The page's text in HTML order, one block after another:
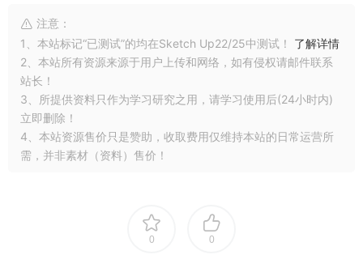
注意：
1、本站标记“已测试”的均在Sketch Up22/25中测试！ 了解详情
2、本站所有资源来源于用户上传和网络，如有侵权请邮件联系
站长！
3、所提供资料只作为学习研究之用，请学习使用后(24小时内)
立即删除！
4、本站资源售价只是赞助，收取费用仅维持本站的日常运营所
需，并非素材（资料）售价！
0 0